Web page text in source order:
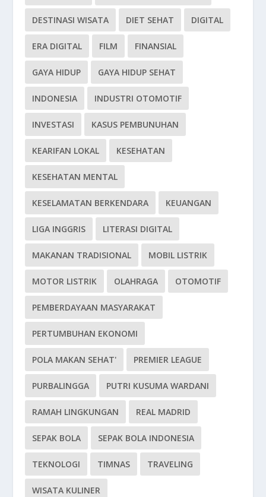
DESTINASI WISATA DIET SEHAT DIGITAL
ERA DIGITAL FILM FINANSIAL
GAYA HIDUP GAYA HIDUP SEHAT
INDONESIA INDUSTRI OTOMOTIF
INVESTASI KASUS PEMBUNUHAN
KEARIFAN LOKAL KESEHATAN
KESEHATAN MENTAL
KESELAMATAN BERKENDARA KEUANGAN
LIGA INGGRIS LITERASI DIGITAL
MAKANAN TRADISIONAL MOBIL LISTRIK
MOTOR LISTRIK OLAHRAGA OTOMOTIF
PEMBERDAYAAN MASYARAKAT
PERTUMBUHAN EKONOMI
POLA MAKAN SEHAT' PREMIER LEAGUE
PURBALINGGA PUTRI KUSUMA WARDANI
RAMAH LINGKUNGAN REAL MADRID
SEPAK BOLA SEPAK BOLA INDONESIA
TEKNOLOGI TIMNAS TRAVELING
WISATA KULINER